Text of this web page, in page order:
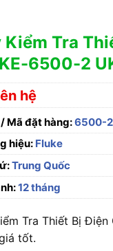
Kiểm Tra
6500-2
hệ
Mã đặt hàng:6500-2
hiệu: Fluke
Trung Quốc
12 tháng
Tra Thiết Bị
tốt.